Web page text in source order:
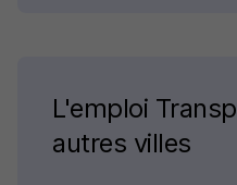
L'emploi
autres villes